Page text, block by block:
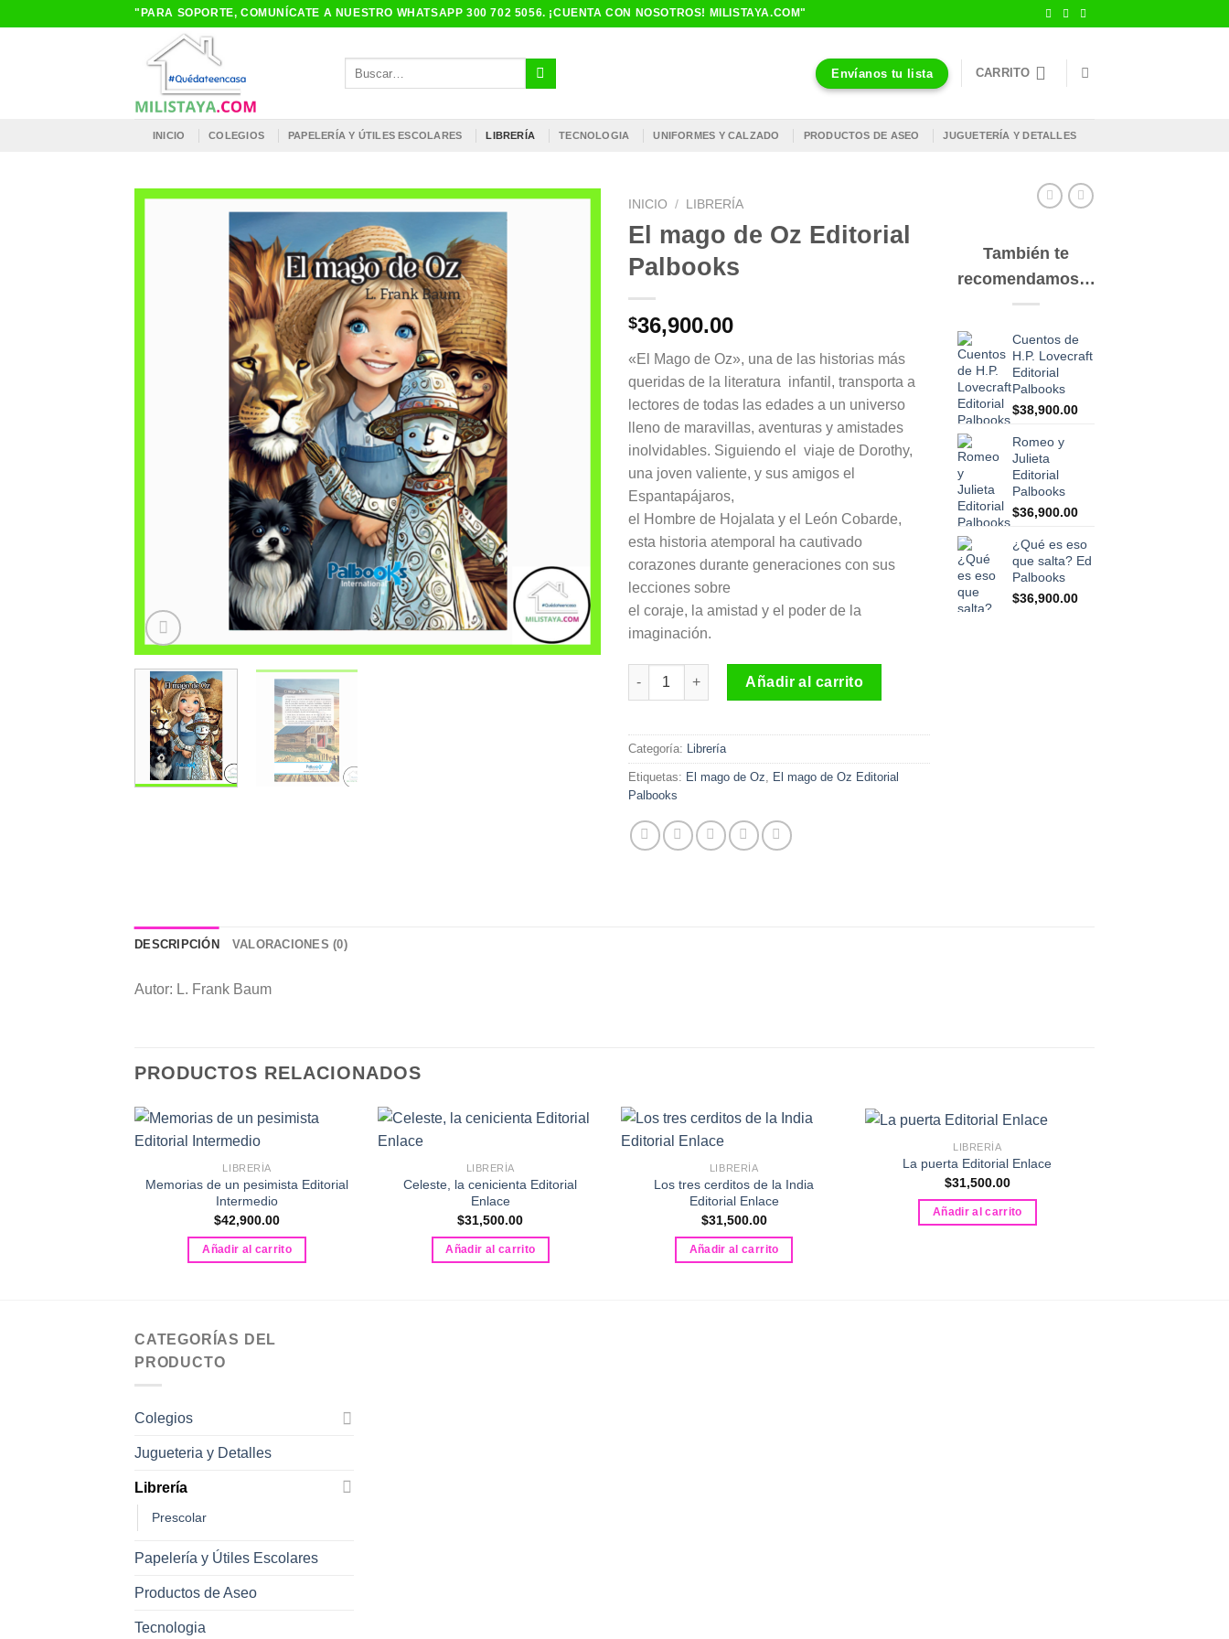
"PARA SOPORTE, COMUNÍCATE A NUESTRO WHATSAPP 300 702 5056. ¡CUENTA CON NOSOTROS! MILISTAYA.COM"
Envíanos tu lista CARRITO
INICIO COLEGIOS PAPELERÍA Y ÚTILES ESCOLARES LIBRERÍA TECNOLOGIA UNIFORMES Y CALZADO PRODUCTOS DE ASEO JUGUETERÍA Y DETALLES
INICIO / LIBRERÍA
El mago de Oz Editorial
Palbooks
$36,900.00
«El Mago de Oz», una de las historias más
queridas de la literatura infantil, transporta a
lectores de todas las edades a un universo
lleno de maravillas, aventuras y amistades
inolvidables. Siguiendo el viaje de Dorothy,
una joven valiente, y sus amigos el
Espantapájaros,
el Hombre de Hojalata y el León Cobarde,
esta historia atemporal ha cautivado
corazones durante generaciones con sus
lecciones sobre
el coraje, la amistad y el poder de la
imaginación.
El mago de Oz Editorial Palbooks cantidad
Añadir al carrito
Categoría: Librería
Etiquetas: El mago de Oz
El mago de Oz Editorial
Palbooks
También te
recomendamos…
Cuentos de
H.P. Lovecraft
Editorial
Palbooks
$38,900.00
Romeo y
Julieta
Editorial
Palbooks
$36,900.00
¿Qué es eso
que salta? Ed
Palbooks
$36,900.00
DESCRIPCIÓN VALORACIONES (0)
Autor: L. Frank Baum
PRODUCTOS RELACIONADOS
LIBRERÍA
Memorias de un pesimista Editorial
Intermedio
$42,900.00
Añadir al carrito
LIBRERÍA
Celeste, la cenicienta Editorial
Enlace
$31,500.00
Añadir al carrito
LIBRERÍA
Los tres cerditos de la India
Editorial Enlace
$31,500.00
Añadir al carrito
LIBRERÍA
La puerta Editorial Enlace
$31,500.00
Añadir al carrito
CATEGORÍAS DEL
PRODUCTO
Colegios
Jugueteria y Detalles
Librería
Prescolar
Papelería y Útiles Escolares
Productos de Aseo
Tecnologia